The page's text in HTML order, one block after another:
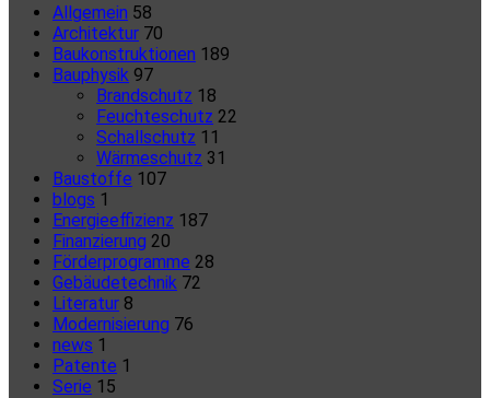
Allgemein 58
Architektur 70
Baukonstruktionen 189
Bauphysik 97
Brandschutz 18
Feuchteschutz 22
Schallschutz 11
Wärmeschutz 31
Baustoffe 107
blogs 1
Energieeffizienz 187
Finanzierung 20
Förderprogramme 28
Gebäudetechnik 72
Literatur 8
Modernisierung 76
news 1
Patente 1
Serie 15